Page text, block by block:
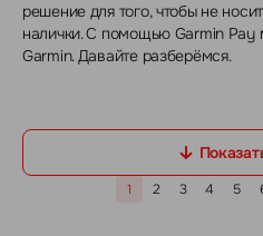
решение для того, чтобы не
налички. С помощью Garmin Pay
Garmin. Давайте разберёмся.
1 2 3 4 5